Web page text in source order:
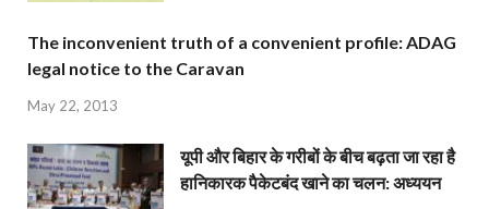
The inconvenient truth of a convenient profile: ADAG
legal notice to the Caravan
May 22, 2013
यूपी और बिहार के गरीबों के बीच बढ़ता जा रहा है
हानिकारक पैकेटबंद खाने का चलन: अध्ययन